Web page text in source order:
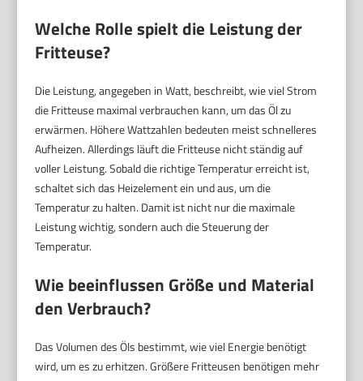
Welche Rolle spielt die Leistung der
Fritteuse?
Die Leistung, angegeben in Watt, beschreibt, wie viel Strom
die Fritteuse maximal verbrauchen kann, um das Öl zu
erwärmen. Höhere Wattzahlen bedeuten meist schnelleres
Aufheizen. Allerdings läuft die Fritteuse nicht ständig auf
voller Leistung. Sobald die richtige Temperatur erreicht ist,
schaltet sich das Heizelement ein und aus, um die
Temperatur zu halten. Damit ist nicht nur die maximale
Leistung wichtig, sondern auch die Steuerung der
Temperatur.
Wie beeinflussen Größe und Material
den Verbrauch?
Das Volumen des Öls bestimmt, wie viel Energie benötigt
wird, um es zu erhitzen. Größere Fritteusen benötigen mehr